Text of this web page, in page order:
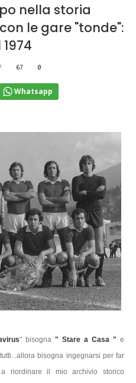
nella storia
le gare "tonde":
67 0
Whatsapp
" bisogna " Stare a Casa " e
bisogna ingegnarsi per far
riordinare il mio archivio storico